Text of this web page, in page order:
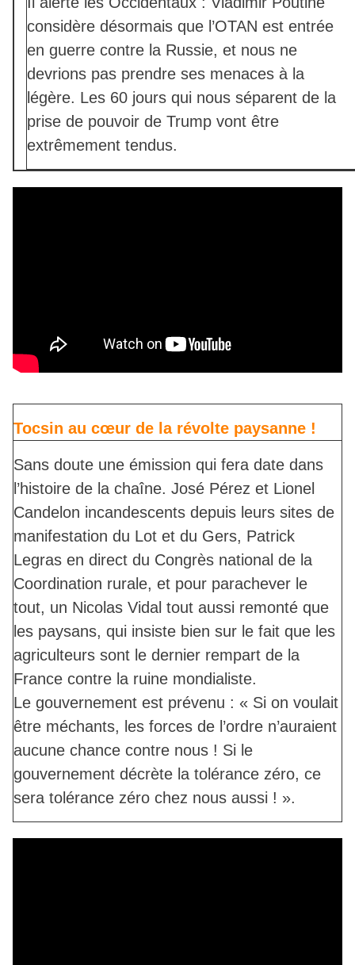
considère désormais que l’OTAN est entrée
en guerre contre la Russie, et nous ne
devrions pas prendre ses menaces à la
légère. Les 60 jours qui nous séparent de la
prise de pouvoir de Trump vont être
extrêmement tendus.
Tocsin au cœur de la révolte paysanne !
Sans doute une émission qui fera date dans
l’histoire de la chaîne. José Pérez et Lionel
Candelon incandescents depuis leurs sites de
manifestation du Lot et du Gers, Patrick
Legras en direct du Congrès national de la
Coordination rurale, et pour parachever le
tout, un Nicolas Vidal tout aussi remonté que
les paysans, qui insiste bien sur le fait que les
agriculteurs sont le dernier rempart de la
France contre la ruine mondialiste.
Le gouvernement est prévenu : « Si on voulait
être méchants, les forces de l’ordre n’auraient
aucune chance contre nous ! Si le
gouvernement décrète la tolérance zéro, ce
sera tolérance zéro chez nous aussi ! ».